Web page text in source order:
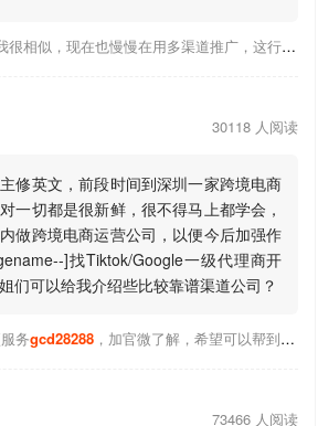
老哥，你情况与2年前的我很相似，现在也慢慢在用多渠道推广，这行有钱景，你有基础上手会比较快，不必担心。至于Google还是Facebook哪好上手，我是Google广告入手，现在迷上外贸推关注大神们的营销推广干货。有空你也可多泡下这站，真能学到不少东西；希望可以帮到你！
30118 人阅读
修英文，前段时间到深圳一家跨境电商
一切都是很新鲜，很不得马上都学会，
做跨境电商运营公司，以便今后加强作
]找Tiktok/Google一级代理商开
们可以给我介绍些比较靠谱渠道公司？
务gcd28288，加官微了解，希望可以帮到你！
73466 人阅读